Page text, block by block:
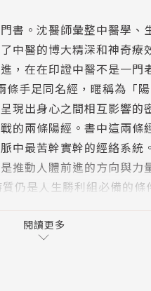
書。沈醫師彙整中醫學
中醫的博大精深和神奇
，在在印證中醫不是一門
條手足同名經，暱稱為「
現出身心之間相互影響
的兩條陽經。書中這兩
中最苦幹實幹的經絡系統。
推動人體前進的方向與
仍是人生勝利組必備的條
問題困擾，除了只想用安
大福氣！這正是大胃王陽
閱讀更多